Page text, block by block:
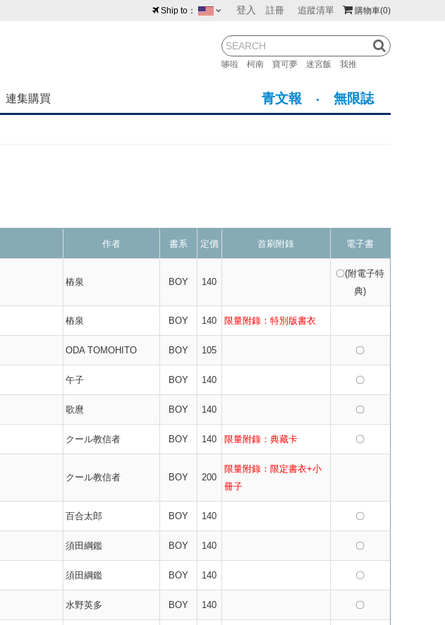
購物車(0)
登入 註冊 追蹤清單
哆啦 柯南 寶可夢 迷宮飯 我推
Ship to：
紐西蘭 馬來西亞
連集購買 青文報 無限誌
作者 書系 定價 首刷附錄 電子書
樁泉 BOY 140
〇(附電子特
典)
樁泉 BOY 140 限量附錄：特別版書衣
ODA TOMOHITO BOY 105 〇
午子 BOY 140 〇
歌麿 BOY 140 〇
クール教信者 BOY 140 限量附錄：典藏卡 〇
クール教信者 BOY 200
限量附錄：限定書衣+小
冊子
百合太郎 BOY 140 〇
須田綱鑑 BOY 140 〇
須田綱鑑 BOY 140 〇
水野英多 BOY 140 〇